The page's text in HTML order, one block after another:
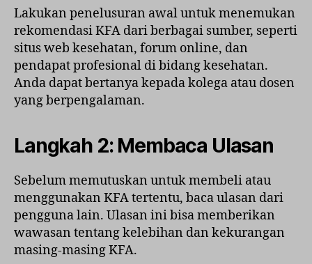
Lakukan penelusuran awal untuk menemukan
rekomendasi KFA dari berbagai sumber, seperti
situs web kesehatan, forum online, dan
pendapat profesional di bidang kesehatan.
Anda dapat bertanya kepada kolega atau dosen
yang berpengalaman.
Langkah 2: Membaca Ulasan
Sebelum memutuskan untuk membeli atau
menggunakan KFA tertentu, baca ulasan dari
pengguna lain. Ulasan ini bisa memberikan
wawasan tentang kelebihan dan kekurangan
masing-masing KFA.